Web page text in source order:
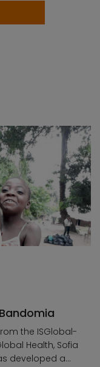
the ISGlobal-
Health, Sofia
developed a...